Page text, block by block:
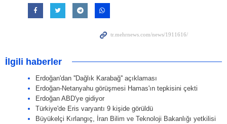
İlgili haberler
Erdoğan'dan ''Dağlık Karabağ'' açıklaması
Erdoğan-Netanyahu görüşmesi Hamas'ın tepkisini çekti
Erdoğan ABD'ye gidiyor
Türkiye'de Eris varyantı 9 kişide görüldü
Büyükelçi Kırlangıç, İran Bilim ve Teknoloji Bakanlığı yetkilisi